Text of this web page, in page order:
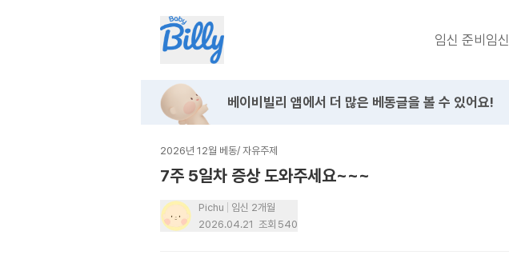
임신 준비임신
베이비빌리 앱에서 더 많은 베동글을 볼 수 있어요!
2026년 12월 베동/ 자유주제
7주 5일차 증상 도와주세요~~~
Pichu
임신 2개월
2026.04.21 조회 540